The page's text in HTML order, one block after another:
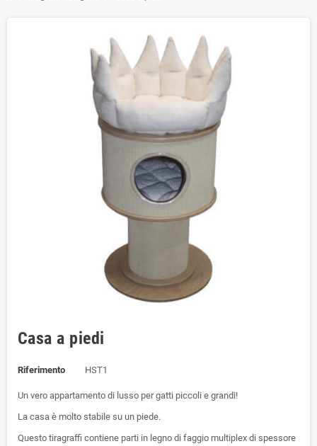
Casa a piedi
Riferimento HST1
Un vero appartamento di lusso per gatti piccoli e grandi!
La casa è molto stabile su un piede.
Questo tiragraffi contiene parti in legno di faggio multiplex di spessore